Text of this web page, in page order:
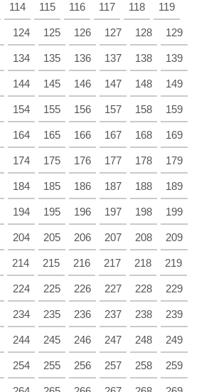
114 115 116 117 118 119
124 125 126 127 128 129
134 135 136 137 138 139
144 145 146 147 148 149
154 155 156 157 158 159
164 165 166 167 168 169
174 175 176 177 178 179
184 185 186 187 188 189
194 195 196 197 198 199
204 205 206 207 208 209
214 215 216 217 218 219
224 225 226 227 228 229
234 235 236 237 238 239
244 245 246 247 248 249
254 255 256 257 258 259